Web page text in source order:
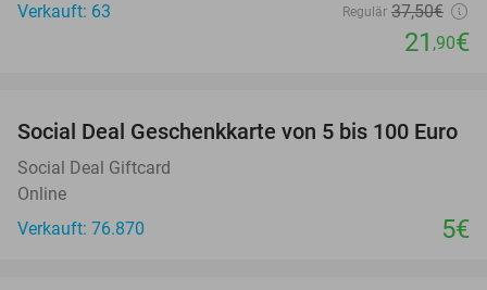
Verkauft: 63
Regulär 37,50€
21 ,90€
Social Deal Geschenkkarte von 5 bis 100 Euro
Social Deal Giftcard
Online
Verkauft: 76.870
5€